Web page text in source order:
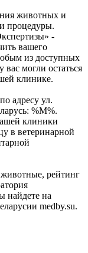
животных и
процедуры.
-
вашего
из доступных
вас могли остаться
клинике.
адресу ул.
%М%.
клиники
в ветеринарной
рейтинг
найдете на
medby.su.